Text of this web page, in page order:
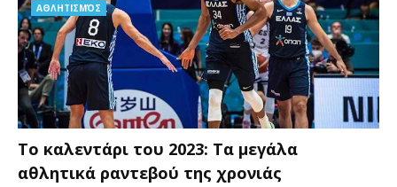
AΘΛΗΤΙΣΜΌΣ
Το καλεντάρι του 2023: Τα μεγάλα
αθλητικά ραντεβού της χρονιάς